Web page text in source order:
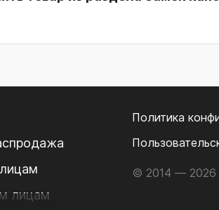
лицам
Политика
© 2014 — 2026